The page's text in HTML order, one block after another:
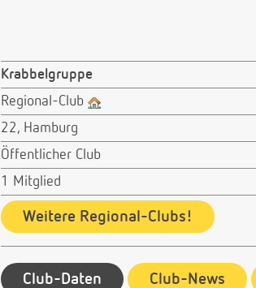
Krabbelgruppe
Regional-Club
22, Hamburg
Öffentlicher Club
1 Mitglied
Weitere Regional-Clubs!
Club-Daten Club-News